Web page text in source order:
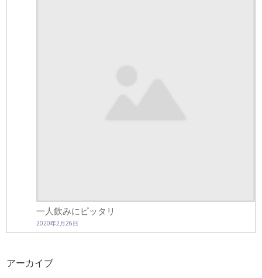
一人飲みにピッタリ
2020年2月26日
アーカイブ